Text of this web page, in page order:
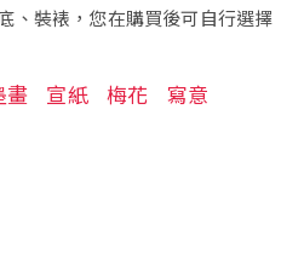
、裝裱，您在購買後可自行選擇
畫 宣紙 梅花 寫意